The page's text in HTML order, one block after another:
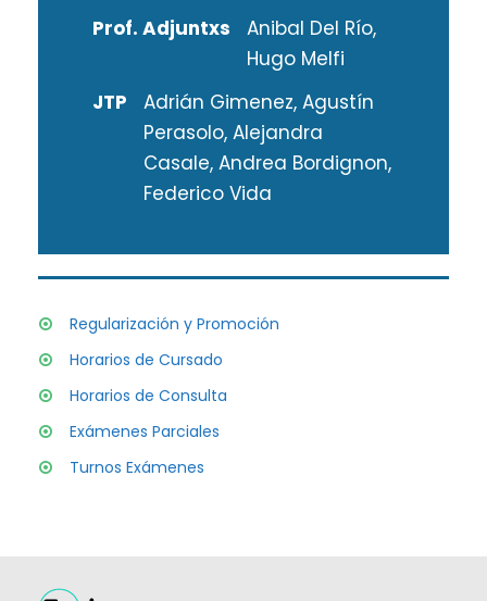
Prof. Adjuntxs
Anibal Del Río,
Hugo Melfi
JTP
Adrián Gimenez, Agustín
Perasolo, Alejandra
Casale, Andrea Bordignon,
Federico Vida
Regularización y Promoción
Horarios de Cursado
Horarios de Consulta
Exámenes Parciales
Turnos Exámenes